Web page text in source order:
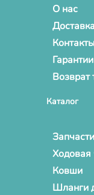
О нас
Контакты
Гарантии
Возврат
Каталог
Ходовая
Ковши
Шланги